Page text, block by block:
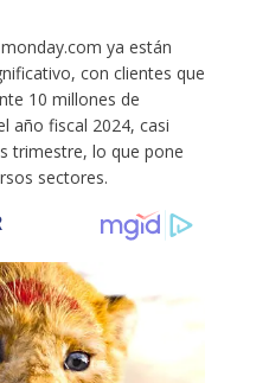
ya están
con clientes que
10 millones de
año fiscal 2024, casi
trimestre, lo que pone
sectores.